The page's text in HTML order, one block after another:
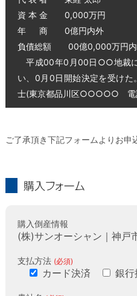
資 本 金 0,000万円
年 商 0億円内外
負債総額 00億0,000万円
平成00年0月00日○○地裁に
い、0月0日開始決定を受け
士(東京都品川区○○○○○ 電
ご了承頂き下記フォームよりお申
購入倒産情報
(株)サンオーシャン｜神戸
支払方法 (必須)
カード決済 銀行